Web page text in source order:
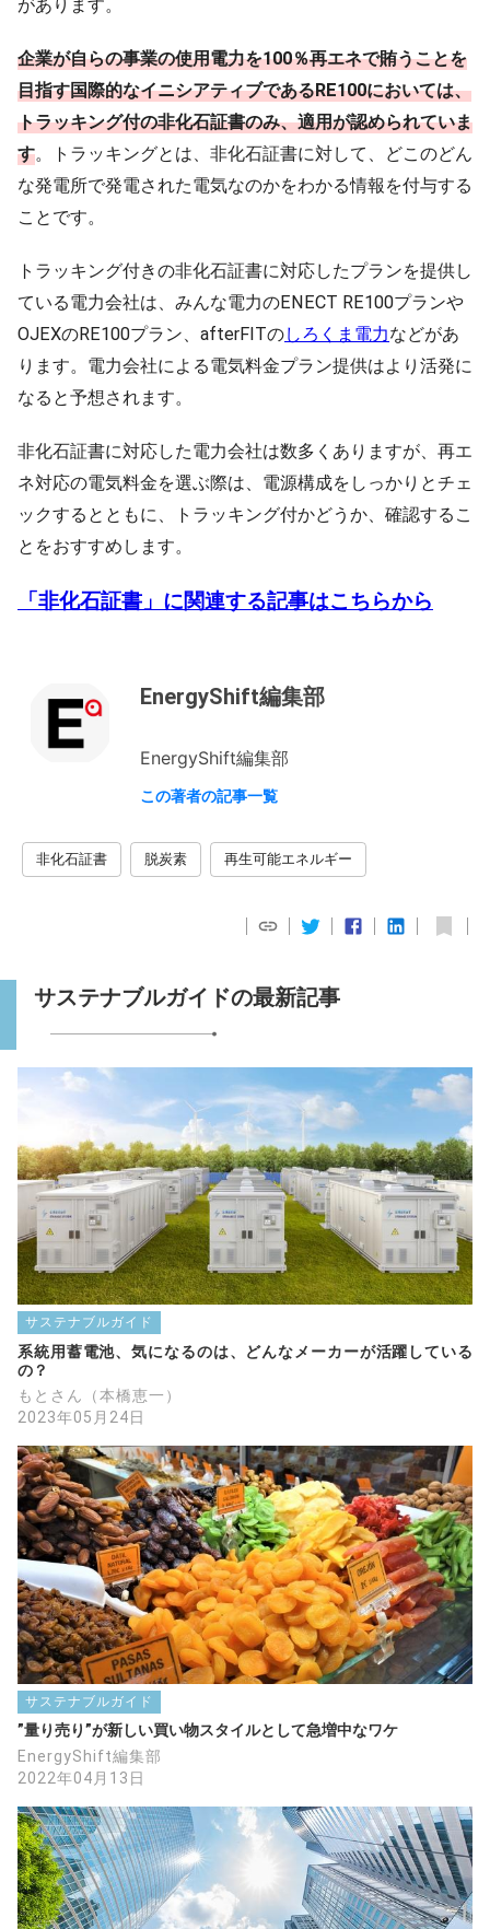
があります。
企業が自らの事業の使用電力を100％再エネで賄うことを
目指す国際的なイニシアティブであるRE100においては、
トラッキング付の非化石証書のみ、適用が認められていま
す。トラッキングとは、非化石証書に対して、どこのどん
な発電所で発電された電気なのかをわかる情報を付与する
ことです。
トラッキング付きの非化石証書に対応したプランを提供し
ている電力会社は、みんな電力のENECT RE100プランや
OJEXのRE100プラン、 afterFITのしろくま電力などがあ
ります。 電力会社による電気料金プラン提供はより活発に
なると予想されます。
非化石証書に対応した電力会社は数多くありますが、再エ
ネ対応の電気料金を選ぶ際は、電源構成をしっかりとチェ
ックするとともに、トラッキング付かどうか、確認するこ
とをおすすめします。
「非化石証書」に関連する記事はこちらから
EnergyShift編集部
EnergyShift編集部
この著者の記事一覧
非化石証書 脱炭素 再生可能エネルギー
サステナブルガイドの最新記事
サステナブルガイド
系統用蓄電池、気になるのは、どんなメーカーが活躍している
の？
もとさん（本橋恵一）
2023年05月24日
サステナブルガイド
”量り売り”が新しい買い物スタイルとして急増中なワケ
EnergyShift編集部
2022年04月13日